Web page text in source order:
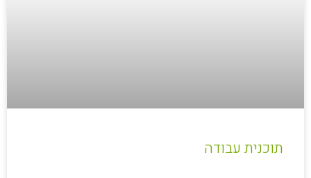
תוכנית עבודה